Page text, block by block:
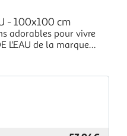
- 100x100 cm
adorables pour vivre
L'EAU de la marque
vintages et aux